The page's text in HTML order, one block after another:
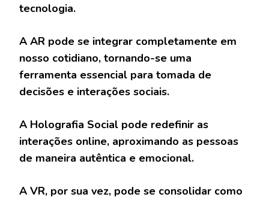
tecnologia.
A AR pode se integrar completamente em
nosso cotidiano, tornando-se uma
ferramenta essencial para tomada de
decisões e interações sociais.
A Holografia Social pode redefinir as
interações online, aproximando as pessoas
de maneira autêntica e emocional.
A VR, por sua vez, pode se consolidar como